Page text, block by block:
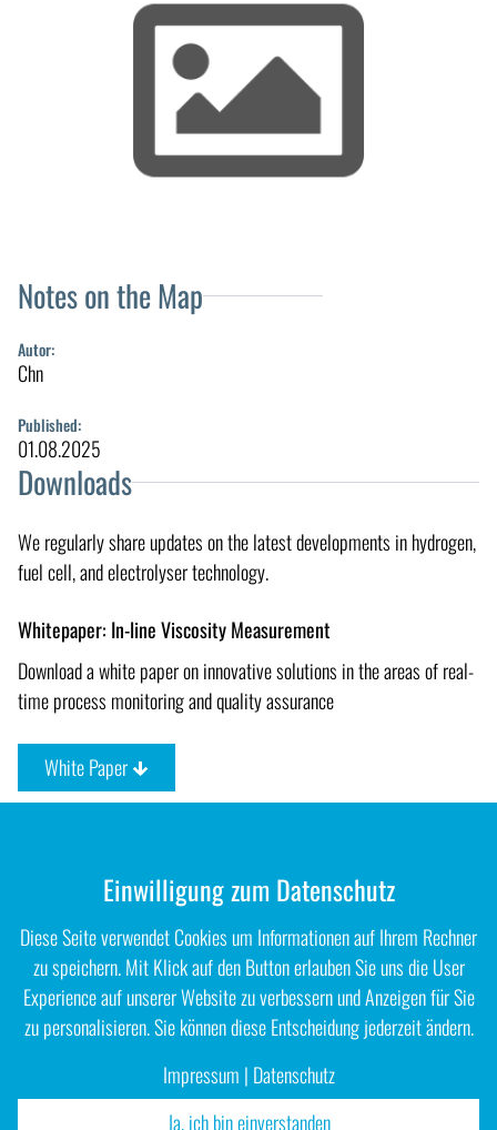
Downloads
We regularly share updates on the latest developments in hydrogen,
fuel cell, and electrolyser technology.
Whitepaper: In-line Viscosity Measurement
Download a white paper on innovative solutions in the areas of real-
time process monitoring and quality assurance
White Paper
Notes on the Map
Autor:
Chn
Published:
01.08.2025
Einwilligung zum Datenschutz
Diese Seite verwendet Cookies um Informationen auf Ihrem Rechner
zu speichern. Mit Klick auf den Button erlauben Sie uns die User
Experience auf unserer Website zu verbessern und Anzeigen für Sie
zu personalisieren. Sie können diese Entscheidung jederzeit ändern.
Impressum | Datenschutz
Ja, ich bin einverstanden